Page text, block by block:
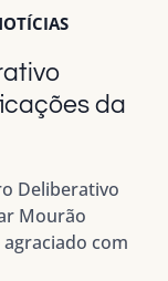
da
Deliberativo
Mourão
com